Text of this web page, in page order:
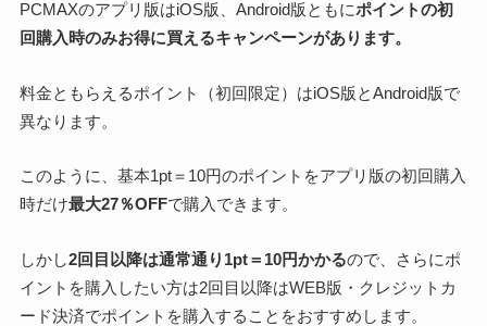
PCMAXのアプリ版はiOS版、Android版ともにポイントの初
回購入時のみお得に買えるキャンペーンがあります。
料金ともらえるポイント（初回限定）はiOS版とAndroid版で
異なります。
このように、基本1pt＝10円のポイントをアプリ版の初回購入
時だけ最大27％OFFで購入できます。
しかし2回目以降は通常通り1pt＝10円かかるので、さらにポ
イントを購入したい方は2回目以降はWEB版・クレジットカ
ード決済でポイントを購入することをおすすめします。